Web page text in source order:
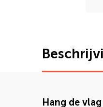
Hang de